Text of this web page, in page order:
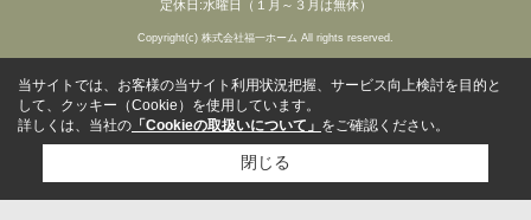
定休日:水曜日（１月～３月は無休）
Copyright(c) 株式会社福一ホーム All rights reserved.
当サイトでは、お客様の当サイト利用状況把握、サービス向上検討を目的と
して、クッキー（Cookie）を使用しています。
詳しくは、当社の 「Cookieの取扱いについて」 をご確認ください。
閉じる